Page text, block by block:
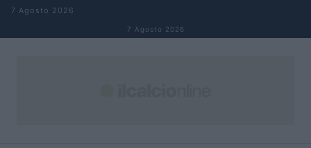
Salta al contenuto
7 Agosto 2026
7 Agosto 2026